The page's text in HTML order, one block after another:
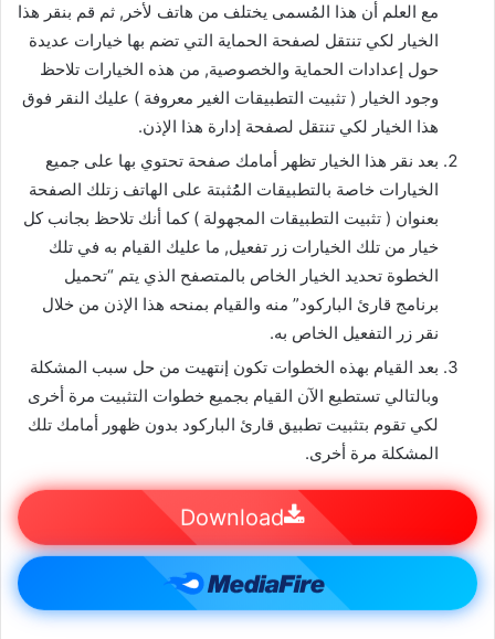
مع العلم أن هذا المُسمى يختلف من هاتف لأخر, ثم قم بنقر هذا
الخيار لكي تنتقل لصفحة الحماية التي تضم بها خيارات عديدة
حول إعدادات الحماية والخصوصية, من هذه الخيارات تلاحظ
وجود الخيار ( تثبيت التطبيقات الغير معروفة ) عليك النقر فوق
هذا الخيار لكي تنتقل لصفحة إدارة هذا الإذن.
بعد نقر هذا الخيار تظهر أمامك صفحة تحتوي بها على جميع
الخيارات خاصة بالتطبيقات المُُثبتة على الهاتف زتلك الصفحة
بعنوان ( تثبيت التطبيقات المجهولة ) كما أنك تلاحظ بجانب كل
خيار من تلك الخيارات زر تفعيل, ما عليك القيام به في تلك
الخطوة تحديد الخيار الخاص بالمتصفح الذي يتم “تحميل
برنامج قارئ الباركود” منه والقيام بمنحه هذا الإذن من خلال
نقر زر التفعيل الخاص به.
بعد القيام بهذه الخطوات تكون إنتهيت من حل سبب المشكلة
وبالتالي تستطيع الآن القيام بجميع خطوات التثبيت مرة أخرى
لكي تقوم بتثبيت تطبيق قارئ الباركود بدون ظهور أمامك تلك
المشكلة مرة أخرى.
Download